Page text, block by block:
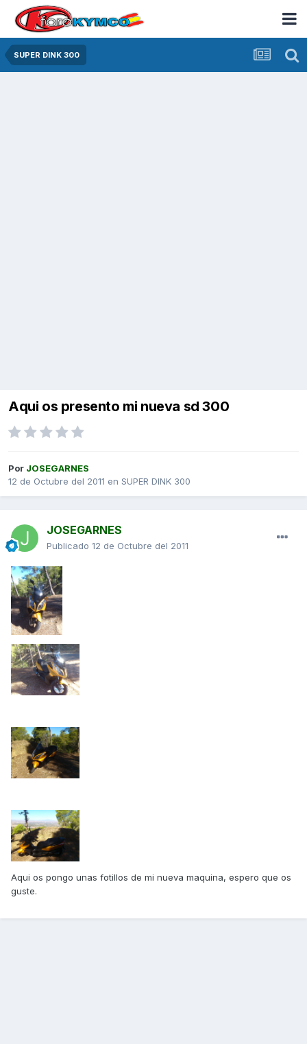
SUPER DINK 300
Aqui os presento mi nueva sd 300
Por JOSEGARNES
12 de Octubre del 2011 en SUPER DINK 300
JOSEGARNES
Publicado 12 de Octubre del 2011
Aqui os pongo unas fotillos de mi nueva maquina, espero que os
guste.